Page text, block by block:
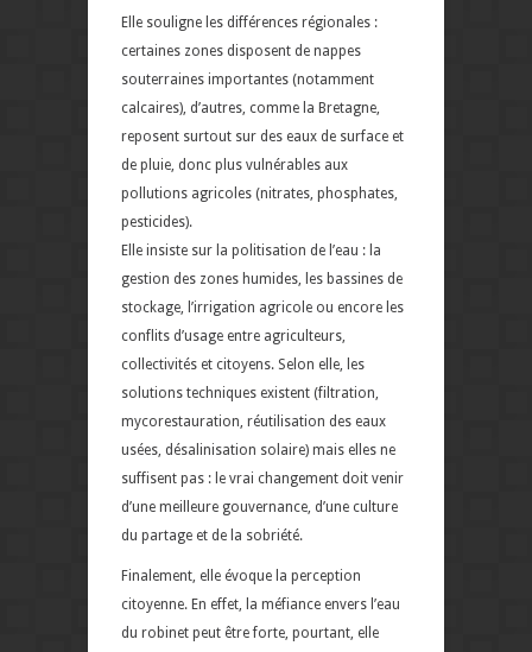
Elle souligne les différences régionales :
certaines zones disposent de nappes
souterraines importantes (notamment
calcaires), d’autres, comme la Bretagne,
reposent surtout sur des eaux de surface et
de pluie, donc plus vulnérables aux
pollutions agricoles (nitrates, phosphates,
pesticides).
Elle insiste sur la politisation de l’eau : la
gestion des zones humides, les bassines de
stockage, l’irrigation agricole ou encore les
conflits d’usage entre agriculteurs,
collectivités et citoyens. Selon elle, les
solutions techniques existent (filtration,
mycorestauration, réutilisation des eaux
usées, désalinisation solaire) mais elles ne
suffisent pas : le vrai changement doit venir
d’une meilleure gouvernance, d’une culture
du partage et de la sobriété.
Finalement, elle évoque la perception
citoyenne. En effet, la méfiance envers l’eau
du robinet peut être forte, pourtant, elle